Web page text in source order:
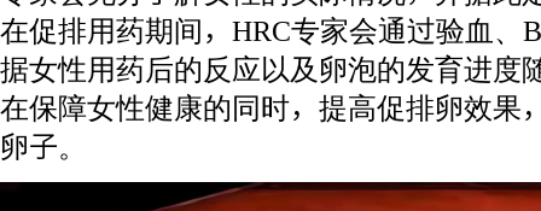
在促排用药期间，HRC专家会通过验血、
据女性用药后的反应以及卵泡的发育进度
在保障女性健康的同时，提高促排卵效果
卵子。